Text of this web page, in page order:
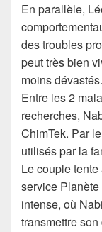
En parallèle,
des troubles
peut très bien
moins dévastés.
Entre les 2
recherches,
ChimTek. Par
utilisés par la
Le couple
service
intense, où
transmettre son